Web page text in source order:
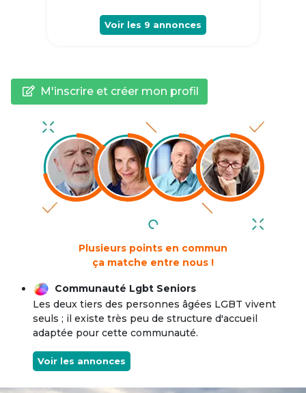
Voir les 9 annonces
M'inscrire et créer mon profil
Plusieurs points en commun
ça matche entre nous !
Communauté Lgbt Seniors
Les deux tiers des personnes âgées LGBT vivent
seuls ; il existe très peu de structure d'accueil
adaptée pour cette communauté.
Voir les annonces